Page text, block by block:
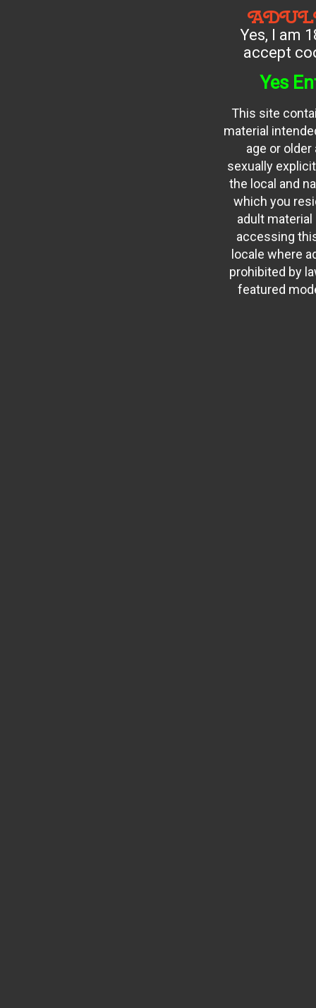
Yes, I am
accept
Yes
This site
material
age or
sexually
the local and
which you
adult
accessing
locale where
prohibited by
featured